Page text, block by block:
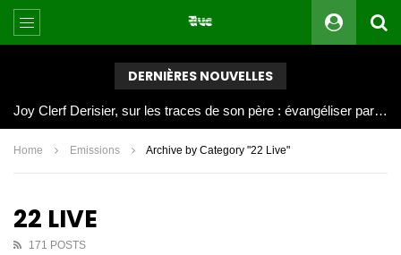
DERNIÈRES NOUVELLES
Joy Clerf Derisier, sur les traces de son père : évangéliser par la musique
Home Emissions Archive by Category "22 Live"
22 LIVE
171 POSTS